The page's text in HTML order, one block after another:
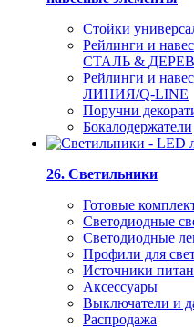
Стойки
Рейлинги и
СТАЛЬ &
Рейлинги и
ЛИНИЯ/Q-LINE
Поручни
Бокалодержатели
26. Светильники
Готовые
Светодиодные
Светодиодные
Профили для
Источники
Аксессуары
Выключатели и
Распродажа